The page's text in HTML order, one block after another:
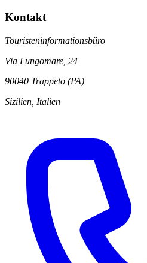
Kontakt
Touristeninformationsbüro
Via Lungomare, 24
90040 Trappeto (PA)
Sizilien, Italien